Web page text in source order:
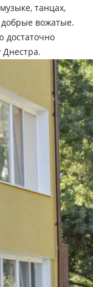
танцах,
добрые вожатые.
достаточно
Днестра.